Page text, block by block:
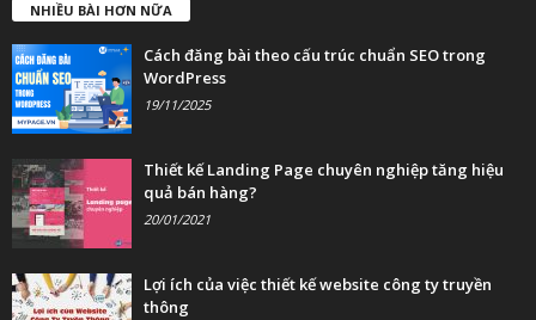
NHIỀU BÀI HƠN NỮA
Cách đăng bài theo cấu trúc chuẩn SEO trong
WordPress
19/11/2025
Thiết kế Landing Page chuyên nghiệp tăng hiệu
quả bán hàng?
20/01/2021
Lợi ích của việc thiết kế website công ty truyền
thông